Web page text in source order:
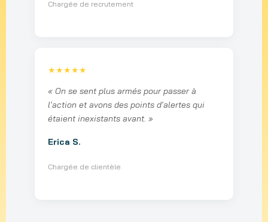
Chargée de recrutement
★★★★★
« On se sent plus armés pour passer à
l'action et avons des points d'alertes qui
étaient inexistants avant. »
Erica S.
Chargée de clientèle